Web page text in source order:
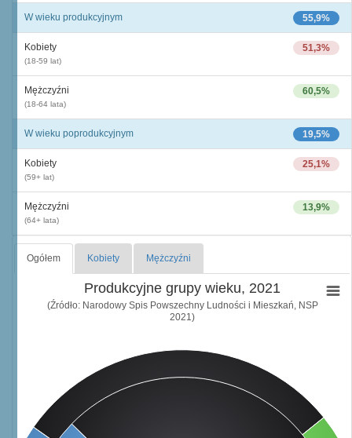
55,9%
W wieku produkcyjnym
51,3%
Kobiety
(18-59 lat)
60,5%
Mężczyźni
(18-64 lata)
19,5%
W wieku poprodukcyjnym
25,1%
Kobiety
(59+ lat)
13,9%
Mężczyźni
(64+ lata)
Ogółem Kobiety Mężczyźni
Produkcyjne grupy wieku, 2021
(Źródło: Narodowy Spis Powszechny Ludności i Mieszkań, NSP
2021)